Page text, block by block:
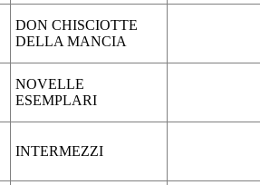
DON CHISCIOTTE
DELLA MANCIA
NOVELLE
ESEMPLARI
INTERMEZZI